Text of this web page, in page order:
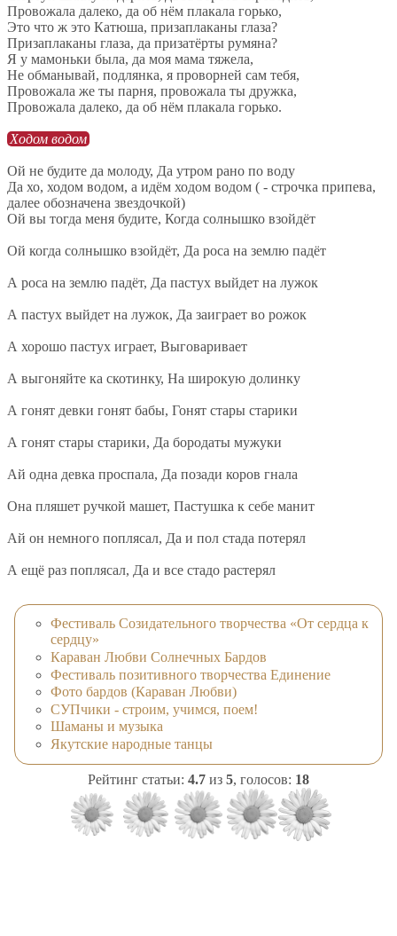
Провожала далеко, да об нём плакала горько,
Это что ж это Катюша, призаплаканы глаза?
Призаплаканы глаза, да призатёрты румяна?
Я у мамоньки была, да моя мама тяжела,
Не обманывай, подлянка, я проворней сам тебя,
Провожала же ты парня, провожала ты дружка,
Провожала далеко, да об нём плакала горько.
Ходом водом
Ой не будите да молоду, Да утром рано по воду
Да хо, ходом водом, а идём ходом водом ( - строчка припева,
далее обозначена звездочкой)
Ой вы тогда меня будите, Когда солнышко взойдёт
Ой когда солнышко взойдёт, Да роса на землю падёт
А роса на землю падёт, Да пастух выйдет на лужок
А пастух выйдет на лужок, Да заиграет во рожок
А хорошо пастух играет, Выговаривает
А выгоняйте ка скотинку, На широкую долинку
А гонят девки гонят бабы, Гонят стары старики
А гонят стары старики, Да бородаты мужуки
Ай одна девка проспала, Да позади коров гнала
Она пляшет ручкой машет, Пастушка к себе манит
Ай он немного поплясал, Да и пол стада потерял
А ещё раз поплясал, Да и все стадо растерял
Фестиваль Созидательного творчества «От сердца к
сердцу»
Караван Любви Солнечных Бардов
Фестиваль позитивного творчества Единение
Фото бардов (Караван Любви)
СУПчики - строим, учимся, поем!
Шаманы и музыка
Якутские народные танцы
Рейтинг статьи: 4.7 из 5, голосов: 18